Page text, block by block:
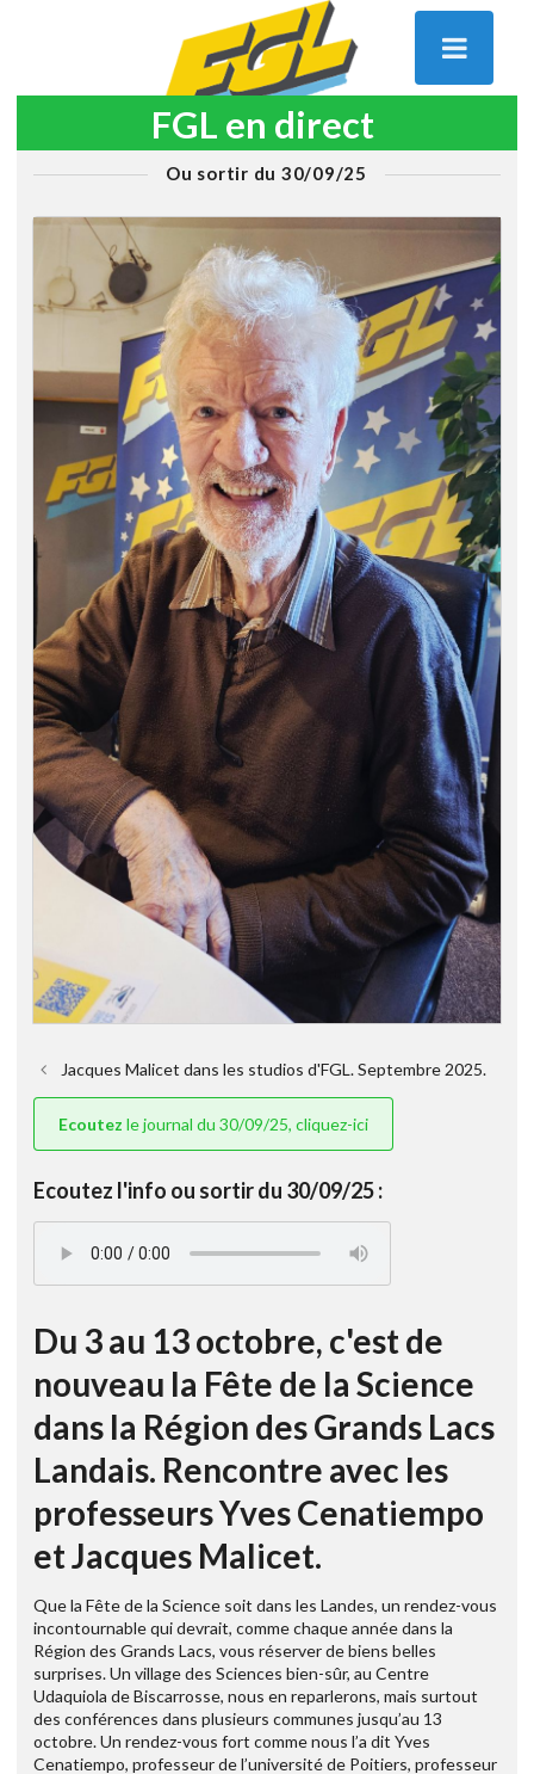
FGL en direct
Ou sortir du 30/09/25
Jacques Malicet dans les studios d'FGL. Septembre 2025.
Ecoutez le journal du 30/09/25, cliquez-ici
Ecoutez l'info ou sortir du 30/09/25 :
Du 3 au 13 octobre, c'est de
nouveau la Fête de la Science
dans la Région des Grands Lacs
Landais. Rencontre avec les
professeurs Yves Cenatiempo
et Jacques Malicet.
Que la Fête de la Science soit dans les Landes, un rendez-vous
incontournable qui devrait, comme chaque année dans la
Région des Grands Lacs, vous réserver de biens belles
surprises. Un village des Sciences bien-sûr, au Centre
Udaquiola de Biscarrosse, nous en reparlerons, mais surtout
des conférences dans plusieurs communes jusqu’au 13
octobre. Un rendez-vous fort comme nous l’a dit Yves
Cenatiempo, professeur de l’université de Poitiers, professeur